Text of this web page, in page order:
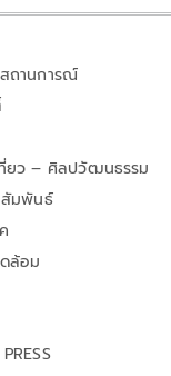
ถานการณ์
ยว – ศิลปวัฒนธรรม
สัมพันธ์
ล้อม